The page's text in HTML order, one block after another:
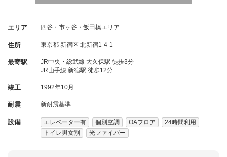
エリア 四谷・市ヶ谷・飯田橋エリア
住所 東京都 新宿区 北新宿1-4-1
最寄駅
JR中央・総武線 大久保駅 徒歩3分
JR山手線 新宿駅 徒歩12分
竣工 1992年10月
耐震 新耐震基準
設備 エレベーター有 個別空調 OAフロア
24時間利用
トイレ男女別
光ファイバー